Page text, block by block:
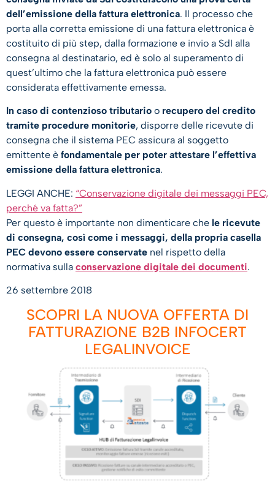
dell’emissione della fattura elettronica. Il processo che
porta alla corretta emissione di una fattura elettronica è
costituito di più step, dalla formazione e invio a SdI alla
consegna al destinatario, ed è solo al superamento di
quest’ultimo che la fattura elettronica può essere
considerata effettivamente emessa.
In caso di contenzioso tributario o recupero del credito
tramite procedure monitorie, disporre delle ricevute di
consegna che il sistema PEC assicura al soggetto
emittente è fondamentale per poter attestare l’effettiva
emissione della fattura elettronica.
LEGGI ANCHE: “Conservazione digitale dei messaggi PEC,
perché va fatta?”
Per questo è importante non dimenticare che le ricevute
di consegna, così come i messaggi, della propria casella
PEC devono essere conservate nel rispetto della
normativa sulla conservazione digitale dei documenti.
26 settembre 2018
SCOPRI LA NUOVA OFFERTA DI
FATTURAZIONE B2B INFOCERT
LEGALINVOICE